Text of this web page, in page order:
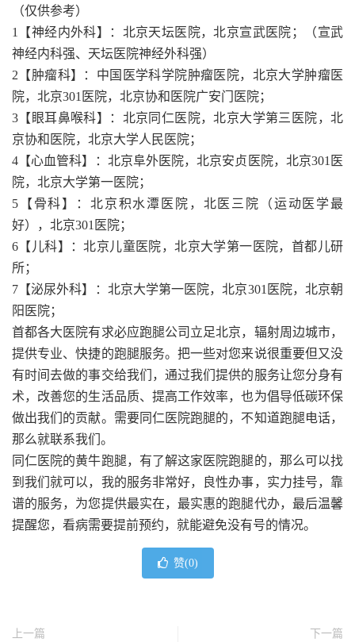
（仅供参考）
1【神经内外科】：北京天坛医院，北京宣武医院；（宣武
神经内科强、天坛医院神经外科强）
2【肿瘤科】：中国医学科学院肿瘤医院，北京大学肿瘤医
院，北京301医院，北京协和医院广安门医院；
3【眼耳鼻喉科】：北京同仁医院，北京大学第三医院，北
京协和医院，北京大学人民医院；
4【心血管科】：北京阜外医院，北京安贞医院，北京301医
院，北京大学第一医院；
5【骨科】：北京积水潭医院，北医三院（运动医学最
好），北京301医院；
6【儿科】：北京儿童医院，北京大学第一医院，首都儿研
所；
7【泌尿外科】：北京大学第一医院，北京301医院，北京朝
阳医院；
首都各大医院有求必应跑腿公司立足北京，辐射周边城市，
提供专业、快捷的跑腿服务。把一些对您来说很重要但又没
有时间去做的事交给我们，通过我们提供的服务让您分身有
术，改善您的生活品质、提高工作效率，也为倡导低碳环保
做出我们的贡献。需要同仁医院跑腿的，不知道跑腿电话，
那么就联系我们。
同仁医院的黄牛跑腿，有了解这家医院跑腿的，那么可以找
到我们就可以，我的服务非常好，良性办事，实力挂号，靠
谱的服务，为您提供最实在，最实惠的跑腿代办，最后温馨
提醒您，看病需要提前预约，就能避免没有号的情况。
赞(0)
上一篇 下一篇